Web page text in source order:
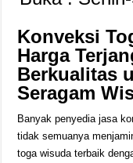
Konveksi
Harga
Berkualitas
Seragam
Banyak penyedia jasa
tidak semuanya
toga wisuda terbaik